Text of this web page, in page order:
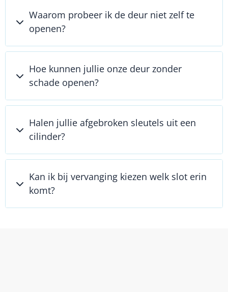
Waarom probeer ik de deur niet zelf te
openen?
Hoe kunnen jullie onze deur zonder
schade openen?
Halen jullie afgebroken sleutels uit een
cilinder?
Kan ik bij vervanging kiezen welk slot erin
komt?